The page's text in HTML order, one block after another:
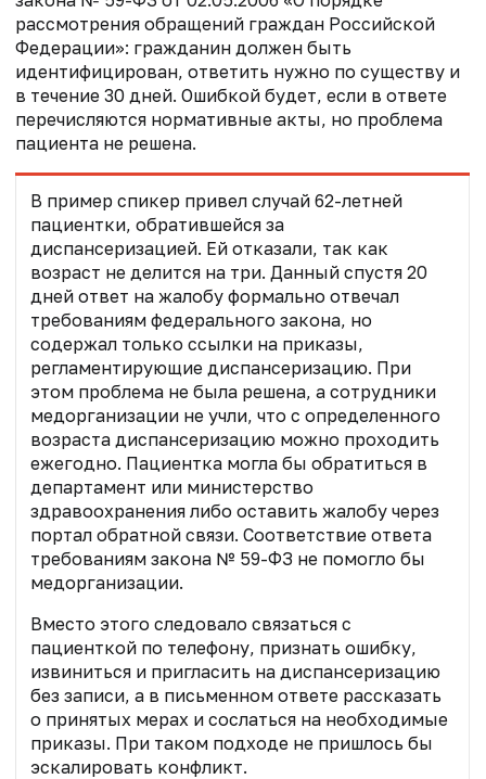
рассмотрения обращений граждан Российской
Федерации»: гражданин должен быть
идентифицирован, ответить нужно по существу и
в течение 30 дней. Ошибкой будет, если в ответе
перечисляются нормативные акты, но проблема
пациента не решена.
В пример спикер привел случай 62-летней
пациентки, обратившейся за
диспансеризацией. Ей отказали, так как
возраст не делится на три. Данный спустя 20
дней ответ на жалобу формально отвечал
требованиям федерального закона, но
содержал только ссылки на приказы,
регламентирующие диспансеризацию. При
этом проблема не была решена, а сотрудники
медорганизации не учли, что с определенного
возраста диспансеризацию можно проходить
ежегодно. Пациентка могла бы обратиться в
департамент или министерство
здравоохранения либо оставить жалобу через
портал обратной связи. Соответствие ответа
требованиям закона № 59-ФЗ не помогло бы
медорганизации.
Вместо этого следовало связаться с
пациенткой по телефону, признать ошибку,
извиниться и пригласить на диспансеризацию
без записи, а в письменном ответе рассказать
о принятых мерах и сослаться на необходимые
приказы. При таком подходе не пришлось бы
эскалировать конфликт.